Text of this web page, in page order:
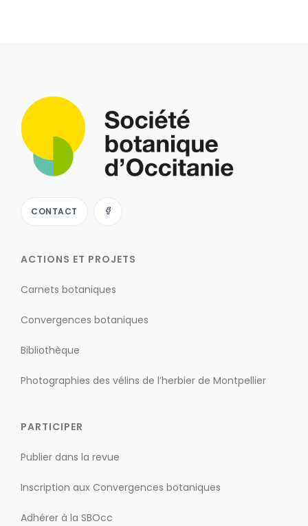
CONTACT
ACTIONS ET PROJETS
Carnets botaniques
Convergences botaniques
Bibliothèque
Photographies des vélins de l’herbier de Montpellier
PARTICIPER
Publier dans la revue
Inscription aux Convergences botaniques
Adhérer à la SBOcc